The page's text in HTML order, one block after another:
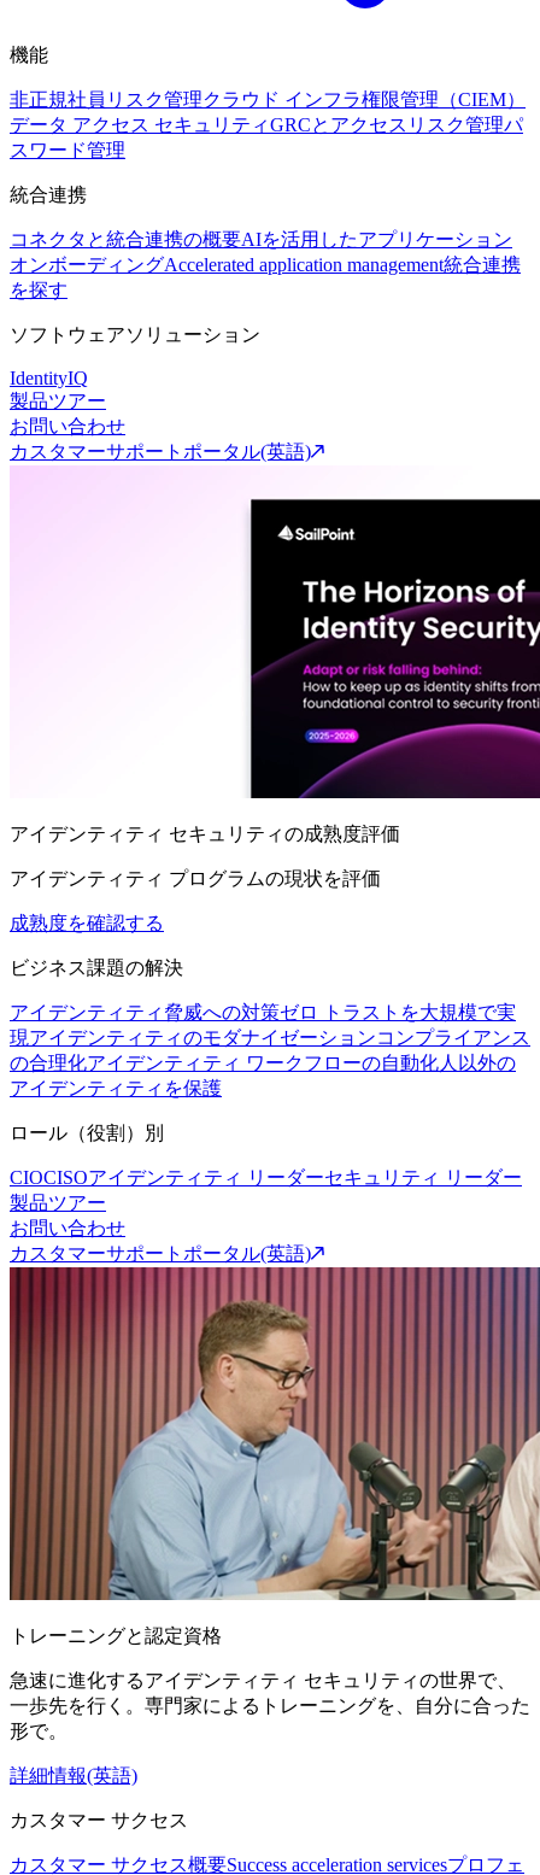
機能
非正規社員リスク管理クラウド インフラ権限管理（CIEM）
データ アクセス セキュリティGRCとアクセスリスク管理パ
スワード管理
統合連携
コネクタと統合連携の概要AIを活用したアプリケーション
オンボーディングAccelerated application management統合連携
を探す
ソフトウェアソリューション
IdentityIQ
製品ツアー
お問い合わせ
カスタマーサポートポータル(英語)
アイデンティティ セキュリティの成熟度評価
アイデンティティ プログラムの現状を評価
成熟度を確認する
ビジネス課題の解決
アイデンティティ脅威への対策ゼロ トラストを大規模で実
現アイデンティティのモダナイゼーションコンプライアンス
の合理化アイデンティティ ワークフローの自動化人以外の
アイデンティティを保護
ロール（役割）別
CIOCISOアイデンティティ リーダーセキュリティ リーダー
製品ツアー
お問い合わせ
カスタマーサポートポータル(英語)
トレーニングと認定資格
急速に進化するアイデンティティ セキュリティの世界で、
一歩先を行く。専門家によるトレーニングを、自分に合った
形で。
詳細情報(英語)
カスタマー サクセス
カスタマー サクセス概要Success acceleration servicesプロフェ